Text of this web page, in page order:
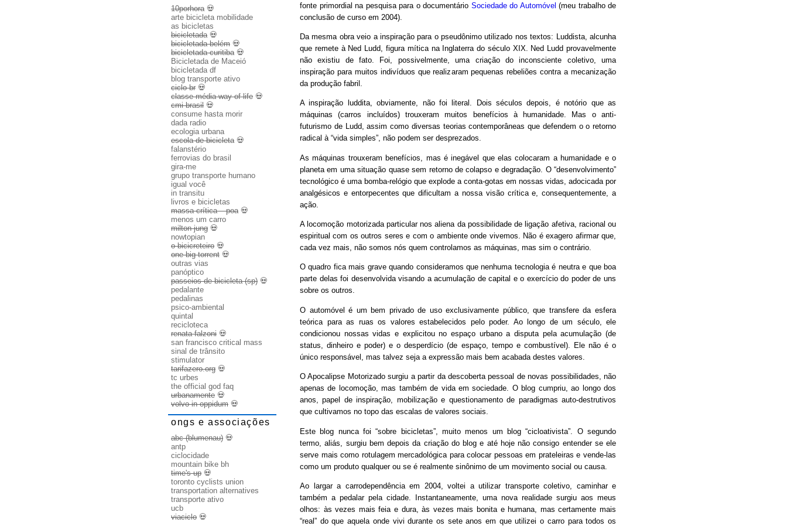
fonte primordial na pesquisa para o documentário Sociedade do Automóvel (meu trabalho de
conclusão de curso em 2004).
Da mesma obra veio a inspiração para o pseudônimo utilizado nos textos: Luddista, alcunha
que remete à Ned Ludd, figura mítica na Inglaterra do século XIX. Ned Ludd provavelmente
não existiu de fato. Foi, possivelmente, uma criação do inconsciente coletivo, uma
inspiração para muitos indivíduos que realizaram pequenas rebeliões contra a mecanização
da produção fabril.
A inspiração luddita, obviamente, não foi literal. Dois séculos depois, é notório que as
máquinas (carros incluídos) trouxeram muitos benefícios à humanidade. Mas o anti-
futurismo de Ludd, assim como diversas teorias contemporâneas que defendem o o retorno
radical à “vida simples”, não podem ser desprezados.
As máquinas trouxeram benefícios, mas é inegável que elas colocaram a humanidade e o
planeta em uma situação quase sem retorno de colapso e degradação. O “desenvolvimento”
tecnológico é uma bomba-relógio que explode a conta-gotas em nossas vidas, adocicada por
analgésicos e entorpecentes que dificultam a nossa visão crítica e, consequentemente, a
ação.
A locomoção motorizada particular nos aliena da possibilidade de ligação afetiva, racional ou
espiritual com os outros seres e com o ambiente onde vivemos. Não é exagero afirmar que,
cada vez mais, não somos nós quem controlamos as máquinas, mas sim o contrário.
O quadro fica mais grave quando consideramos que nenhuma tecnologia é neutra e que boa
parte delas foi desenvolvida visando a acumulação de capital e o exercício do poder de uns
sobre os outros.
O automóvel é um bem privado de uso exclusivamente público, que transfere da esfera
teórica para as ruas os valores estabelecidos pelo poder. Ao longo de um século, ele
condicionou nossas vidas e explicitou no espaço urbano a disputa pela acumulação (de
status, dinheiro e poder) e o desperdício (de espaço, tempo e combustível). Ele não é o
único responsável, mas talvez seja a expressão mais bem acabada destes valores.
O Apocalipse Motorizado surgiu a partir da descoberta pessoal de novas possibilidades, não
apenas de locomoção, mas também de vida em sociedade. O blog cumpriu, ao longo dos
anos, papel de inspiração, mobilização e questionamento de paradigmas auto-destrutivos
que cultivamos no topo das escalas de valores sociais.
Este blog nunca foi “sobre bicicletas”, muito menos um blog “cicloativista”. O segundo
termo, aliás, surgiu bem depois da criação do blog e até hoje não consigo entender se ele
serve mais como rotulagem mercadológica para colocar pessoas em prateleiras e vende-las
como um produto qualquer ou se é realmente sinônimo de um movimento social ou causa.
Ao largar a carrodependência em 2004, voltei a utilizar transporte coletivo, caminhar e
também a pedalar pela cidade. Instantaneamente, uma nova realidade surgiu aos meus
olhos: às vezes mais feia e dura, às vezes mais bonita e humana, mas certamente mais
“real” do que aquela onde vivi durante os sete anos em que utilizei o carro para todos os
10porhora💀
arte bicicleta mobilidade
as bicicletas
bicicletada💀
bicicletada belém 💀
bicicletada curitiba💀
Bicicletada de Maceió
bicicletada df
blog transporte ativo
ciclo br 💀
classe média way of life 💀
cmi brasil 💀
consume hasta morir
dada radio
ecologia urbana
escola de bicicleta💀
falanstério
ferrovias do brasil
gira-me
grupo transporte humano
igual você
in transitu
livros e bicicletas
massa crítica – poa💀
menos um carro
milton jung 💀
nowtopian
o bicicreteiro 💀
one big torrent 💀
outras vias
panóptico
passeios de bicicleta (sp) 💀
pedalante
pedalinas
psico-ambiental
quintal
recicloteca
renata falzoni 💀
san francisco critical mass
sinal de trânsito
stimulator
tarifazero.org 💀
tc urbes
the official god faq
urbanamente 💀
volvo in oppidum 💀
ongs e associações
abc (blumenau) 💀
antp
ciclocidade
mountain bike bh
time's up 💀
toronto cyclists union
transportation alternatives
transporte ativo
ucb
viaciclo 💀